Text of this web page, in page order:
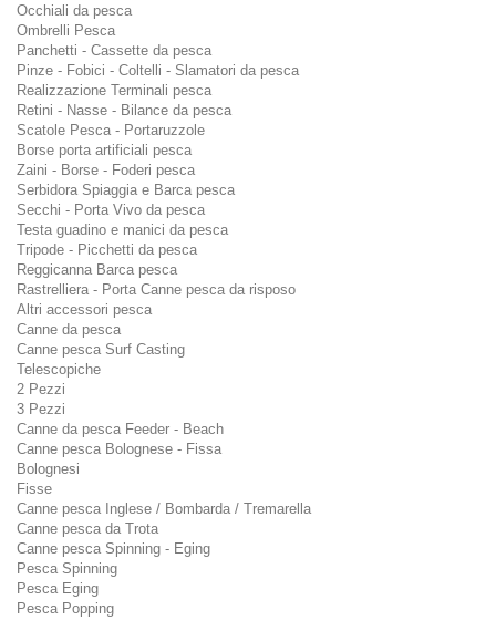
Occhiali da pesca
Ombrelli Pesca
Panchetti - Cassette da pesca
Pinze - Fobici - Coltelli - Slamatori da pesca
Realizzazione Terminali pesca
Retini - Nasse - Bilance da pesca
Scatole Pesca - Portaruzzole
Borse porta artificiali pesca
Zaini - Borse - Foderi pesca
Serbidora Spiaggia e Barca pesca
Secchi - Porta Vivo da pesca
Testa guadino e manici da pesca
Tripode - Picchetti da pesca
Reggicanna Barca pesca
Rastrelliera - Porta Canne pesca da risposo
Altri accessori pesca
Canne da pesca
Canne pesca Surf Casting
Telescopiche
2 Pezzi
3 Pezzi
Canne da pesca Feeder - Beach
Canne pesca Bolognese - Fissa
Bolognesi
Fisse
Canne pesca Inglese / Bombarda / Tremarella
Canne pesca da Trota
Canne pesca Spinning - Eging
Pesca Spinning
Pesca Eging
Pesca Popping